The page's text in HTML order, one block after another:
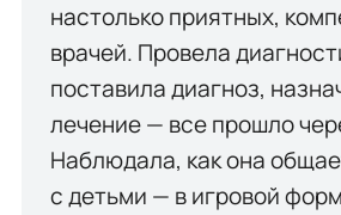
настолько приятных,
врачей. Провела
поставила диагноз,
лечение — все прошло
Наблюдала, как она
с детьми — в игровой